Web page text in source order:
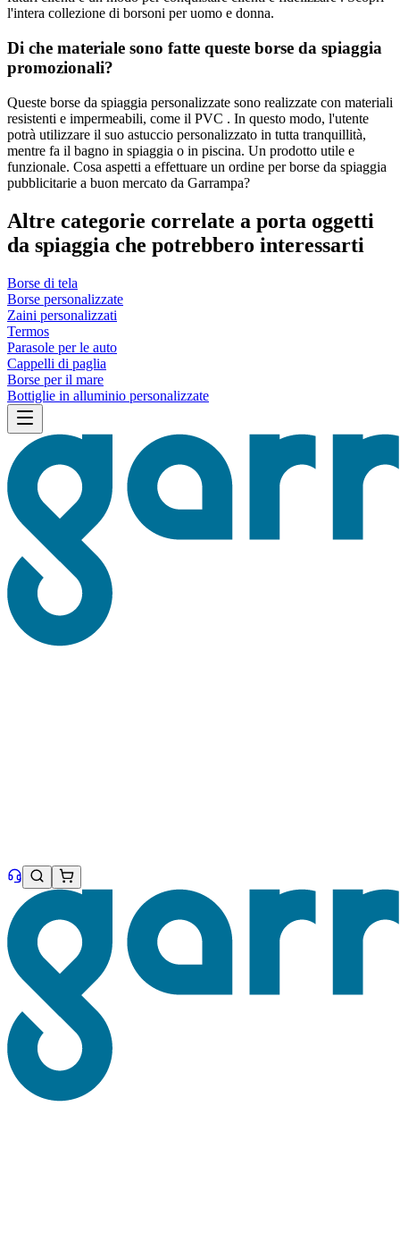
l'intera collezione di borsoni per uomo e donna.
Di che materiale sono fatte queste borse da spiaggia
promozionali?
Queste borse da spiaggia personalizzate sono realizzate con materiali
resistenti e impermeabili, come il PVC . In questo modo, l'utente
potrà utilizzare il suo astuccio personalizzato in tutta tranquillità,
mentre fa il bagno in spiaggia o in piscina. Un prodotto utile e
funzionale. Cosa aspetti a effettuare un ordine per borse da spiaggia
pubblicitarie a buon mercato da Garrampa?
Altre categorie correlate a porta oggetti
da spiaggia che potrebbero interessarti
Borse di tela
Borse personalizzate
Zaini personalizzati
Termos
Parasole per le auto
Cappelli di paglia
Borse per il mare
Bottiglie in alluminio personalizzate